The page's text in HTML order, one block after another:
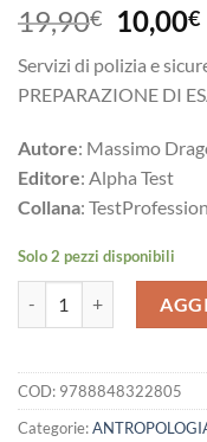
19,90€
Il
prezzo
era:
10,00€Il
Servizi di polizia e
PREPARAZIONE DI
Autore: Massimo
Editore: Alpha Test
Collana:
Solo 2 pezzi disponibili
COD: 9788848322805
Categorie: